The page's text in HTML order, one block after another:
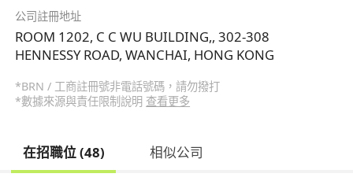
公司註冊地址
ROOM 1202, C C WU BUILDING,, 302-308
HENNESSY ROAD, WANCHAI, HONG KONG
*BRN / 工商註冊號非電話號碼，請勿撥打
*數據來源與責任限制說明 查看更多
在招職位 (48) 相似公司